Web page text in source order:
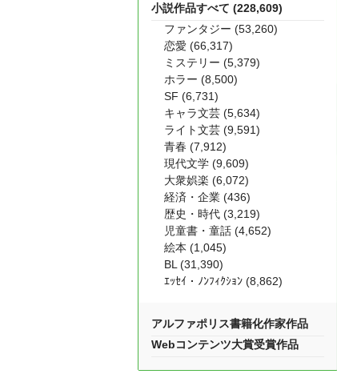
小説作品すべて (228,609)
ファンタジー (53,260)
恋愛 (66,317)
ミステリー (5,379)
ホラー (8,500)
SF (6,731)
キャラ文芸 (5,634)
ライト文芸 (9,591)
青春 (7,912)
現代文学 (9,609)
大衆娯楽 (6,072)
経済・企業 (436)
歴史・時代 (3,219)
児童書・童話 (4,652)
絵本 (1,045)
BL (31,390)
ｴｯｾｲ・ﾉﾝﾌｨｸｼｮﾝ (8,862)
アルファポリス書籍化作家作品
Webコンテンツ大賞受賞作品